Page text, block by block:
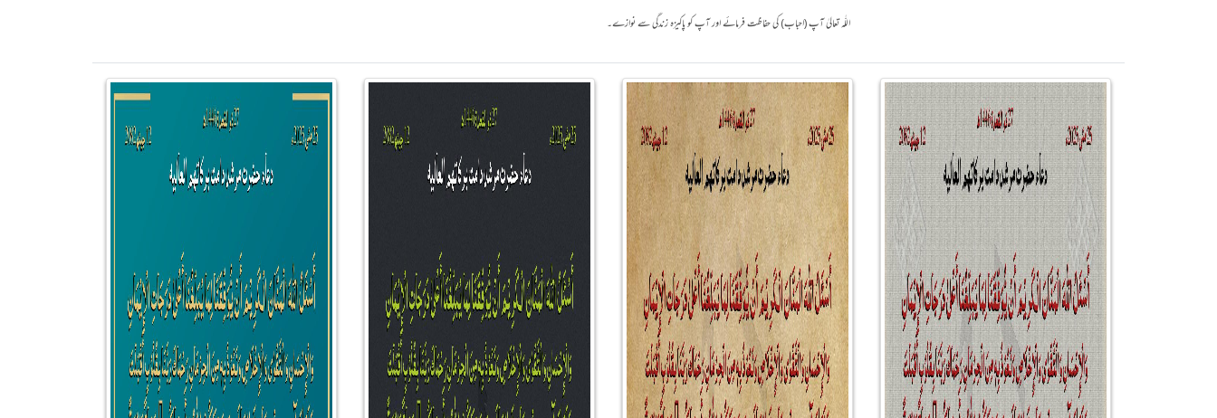
اللّٰہ تعالیٰ آپ (احباب) کی حفاظت فرمائے اور آپ کو پاکیزہ زندگی سے نوازے۔